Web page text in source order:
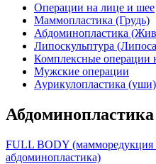
Операции на лице и шее
Маммопластика (Грудь)
Абдоминопластика
Липоскульптура
Комплексные операции
Мужские операции
Аурикулопластика (уши)
FULL BODY (мамморедукция
абдоминопластика)